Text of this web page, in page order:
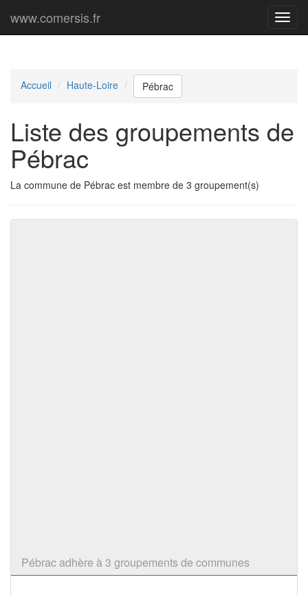
Menu
www.comersis.fr
Accueil Haute-Loire Pébrac
Liste des groupements de
Pébrac
La commune de Pébrac est membre de 3 groupement(s)
Pébrac adhère à 3 groupements de communes